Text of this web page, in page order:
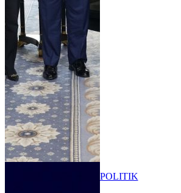
POLITIK